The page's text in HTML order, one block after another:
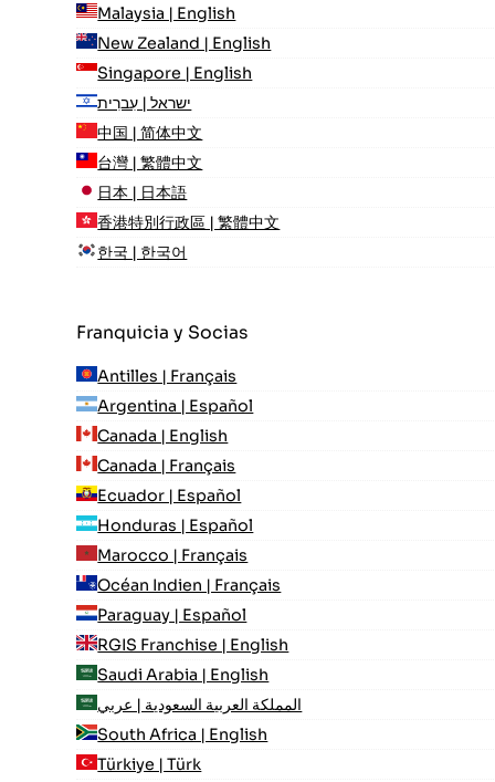
Malaysia | English
New Zealand | English
Singapore | English
ישראל | עִברִית
中国 | 简体中文
台灣 | 繁體中文
日本 | 日本語
香港特別行政區 | 繁體中文
한국 | 한국어
Franquicia y Socias
Antilles | Français
Argentina | Español
Canada | English
Canada | Français
Ecuador | Español
Honduras | Español
Marocco | Français
Océan Indien | Français
Paraguay | Español
RGIS Franchise | English
Saudi Arabia | English
المملكة العربية السعودية | عربي
South Africa | English
Türkiye | Türk